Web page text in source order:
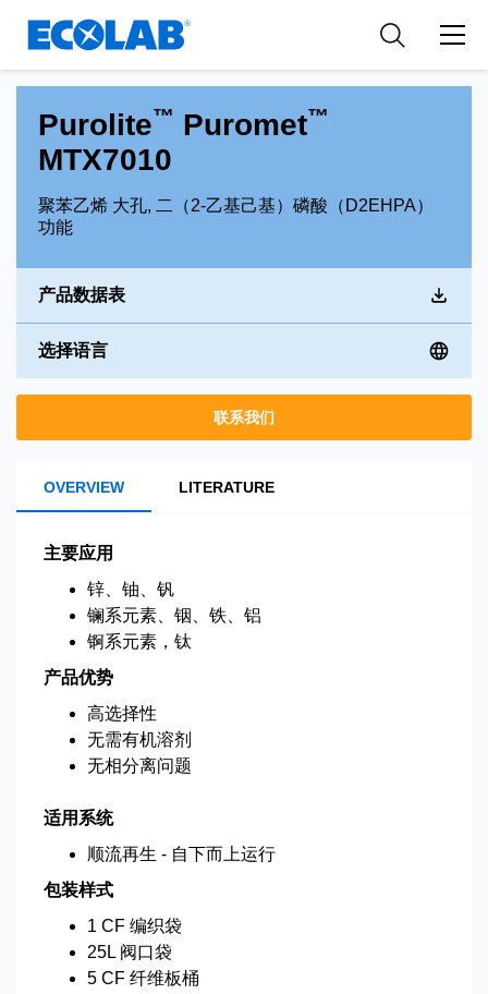
Resources
应用
Nutraceuticals
新闻和活动
工具
Purolite™ Puromet™
MTX7010
聚苯乙烯 大孔, 二（2-乙基己基）磷酸（D2EHPA）
功能
产品数据表
选择语言
联系我们
OVERVIEW LITERATURE
主要应用
锌、铀、钒
镧系元素、铟、铁、铝
锕系元素，钛
产品优势
高选择性
无需有机溶剂
无相分离问题
适用系统
顺流再生 - 自下而上运行
包装样式
1 CF 编织袋
25L 阀口袋
5 CF 纤维板桶